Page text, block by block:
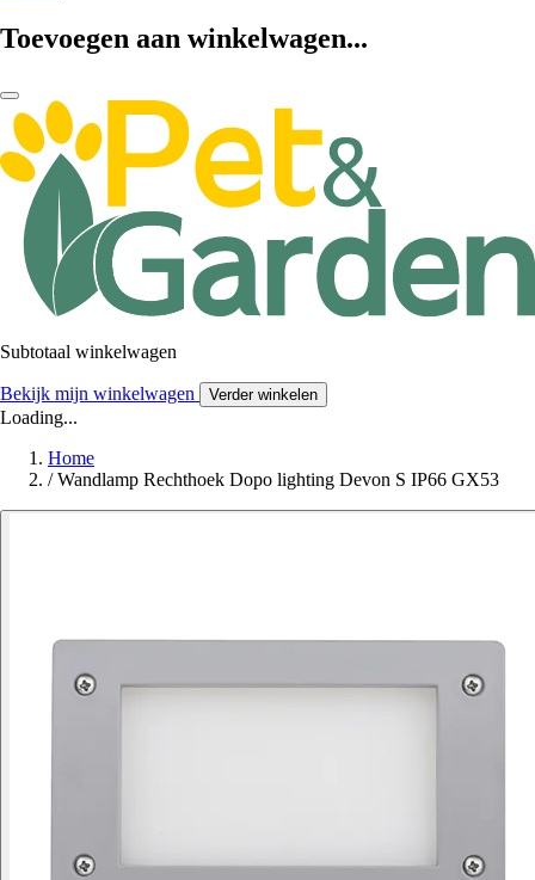
Toevoegen aan winkelwagen...
Subtotaal winkelwagen
Bekijk mijn winkelwagen Verder winkelen
Loading...
Home
/ Wandlamp Rechthoek Dopo lighting Devon S IP66 GX53